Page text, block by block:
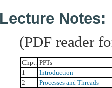
Lecture Notes:
(PDF reader
Chpt. PPTs
1
Introduction
2
Processes and Threads